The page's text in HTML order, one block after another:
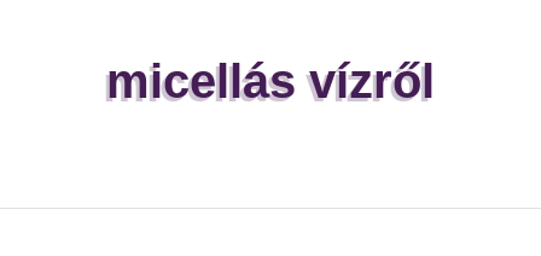
micellás vízről